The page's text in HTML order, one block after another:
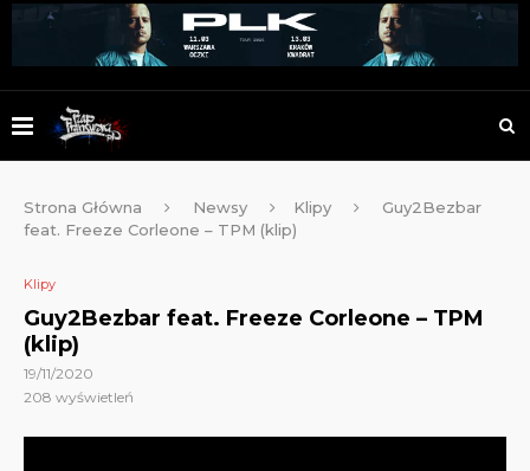
Strona Główna Newsy Klipy
Guy2Bezbar
feat. Freeze Corleone – TPM (klip)
Klipy
Guy2Bezbar feat. Freeze Corleone – TPM
(klip)
19/11/2020
208 wyświetleń